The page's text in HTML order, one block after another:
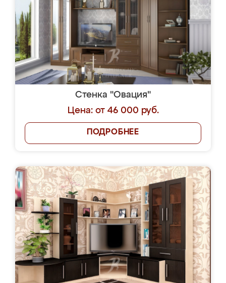
Стенка "Овация"
Цена: от 46 000 руб.
ПОДРОБНЕЕ